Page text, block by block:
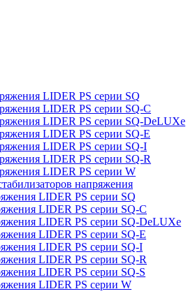
LIDER PS серии SQ
LIDER PS серии SQ-C
LIDER PS серии SQ-DeLUXe
LIDER PS серии SQ-E
LIDER PS серии SQ-I
LIDER PS серии SQ-R
LIDER PS серии W
напряжения
LIDER PS серии SQ
LIDER PS серии SQ-C
LIDER PS серии SQ-DeLUXe
LIDER PS серии SQ-E
LIDER PS серии SQ-I
LIDER PS серии SQ-R
LIDER PS серии SQ-S
LIDER PS серии W